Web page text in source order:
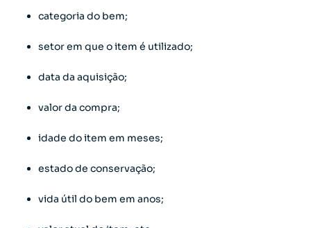
categoria do bem;
setor em que o item é utilizado;
data da aquisição;
valor da compra;
idade do item em meses;
estado de conservação;
vida útil do bem em anos;